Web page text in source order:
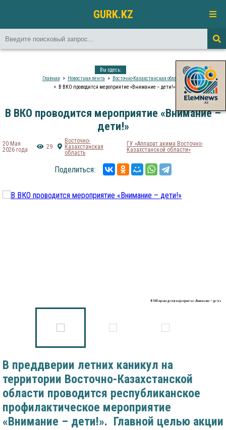
GURK.KZ
Вы здесь:
Главная
Новостная лента
Восточно-Казахстанская область
В ВКО проводится мероприятие «Внимание – дети!»
В ВКО проводится мероприятие «Внимание –
дети!»
20 Мая
2026 года
29
Восточно-
Казахстанская
область
ГУ «Аппарат акима Восточно-
Казахстанской области»
Поделиться:
В ВКО проводится мероприятие «Внимание – дети!»
В преддверии летних каникул на
территории Восточно-Казахстанской
области проводится республиканское
профилактическое мероприятие
«Внимание – дети!». Главной целью акции